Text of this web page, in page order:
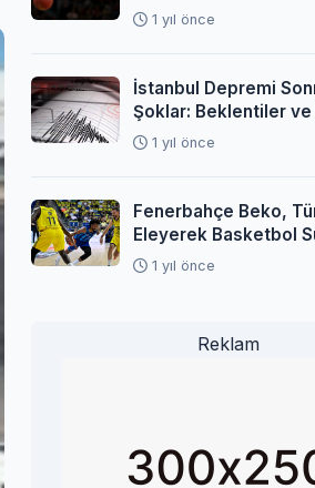
Oyuncuyla Yollar
1 yıl önce
İstanbul Depremi
Şoklar: Beklentiler
1 yıl önce
Fenerbahçe Beko,
Eleyerek Basketbol
Finaline Yükseldi
1 yıl önce
Reklam